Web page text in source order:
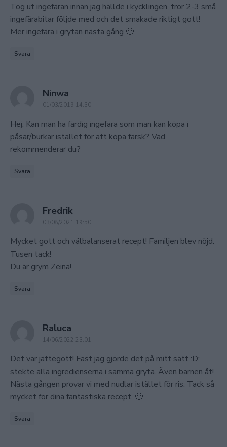
Tog ut ingefäran innan jag hällde i kycklingen, tror 2-3 små
ingefärabitar följde med och det smakade riktigt gott!
Mer ingefära i grytan nästa gång 🙂
Svara
Ninwa
01/03/2019 14:30
Hej. Kan man ha färdig ingefära som man kan köpa i
påsar/burkar istället för att köpa färsk? Vad
rekommenderar du?
Svara
Fredriksays:
03/08/2021 19:50
Mycket gott och välbalanserat recept! Familjen blev nöjd.
Tusen tack!
Du är grym Zeina!
Svara
Raluca
14/06/2022 23:01
Det var jättegott! Fast jag gjorde det på mitt sätt :D:
stekte alla ingredienserna i samma gryta. Även barnen åt!
Nästa gången provar vi med nudlar istället för ris. Tack så
mycket för dina fantastiska recept. 🙂
Svara